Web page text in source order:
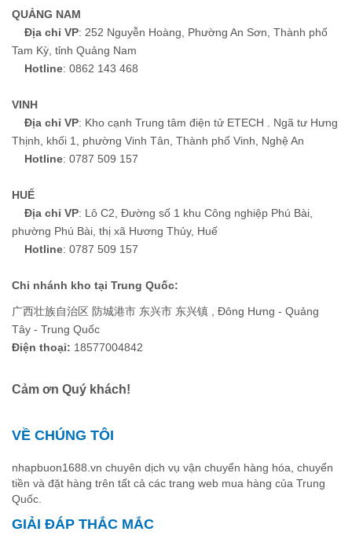
QUẢNG NAM
Địa chỉ VP: 252 Nguyễn Hoàng, Phường An Sơn, Thành phố
Tam Kỳ, tỉnh Quảng Nam
Hotline: 0862 143 468
VINH
Địa chỉ VP: Kho cạnh Trung tâm điện tử ETECH . Ngã tư Hưng
Thịnh, khối 1, phường Vinh Tân, Thành phố Vinh, Nghệ An
Hotline: 0787 509 157
HUẾ
Địa chỉ VP: Lô C2, Đường số 1 khu Công nghiệp Phú Bài,
phường Phú Bài, thị xã Hương Thủy, Huế
Hotline: 0787 509 157
Chi nhánh kho tại Trung Quốc:
广西壮族自治区 防城港市 东兴市 东兴镇 , Đông Hưng - Quảng
Tây - Trung Quốc
Điện thoại: 18577004842
Cảm ơn Quý khách!
VỀ CHÚNG TÔI
nhapbuon1688.vn chuyên dịch vụ vận chuyển hàng hóa, chuyển
tiền và đặt hàng trên tất cả các trang web mua hàng của Trung
Quốc.
GIẢI ĐÁP THẮC MẮC